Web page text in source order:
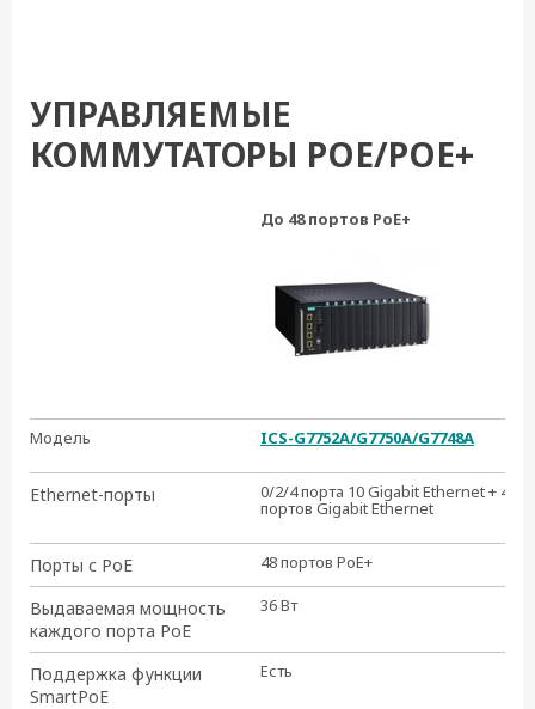
УПРАВЛЯЕМЫЕ
КОММУТАТОРЫ POE/POE+
До 48 портов PoE+
Модель ICS-G7752A/G7750A/G7748A
Ethernet-порты 0/2/4 порта 10 Gigabit Ethernet + 48
портов Gigabit Ethernet
Порты с PoE 48 портов PoE+
Выдаваемая мощность
каждого порта PoE
36 Вт
Поддержка функции
SmartPoE
Есть